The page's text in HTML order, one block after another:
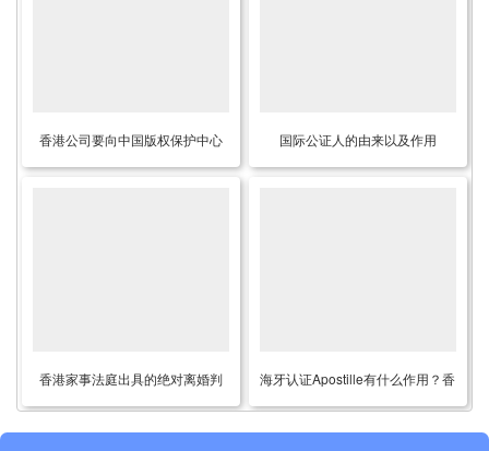
香港公司要向中国版权保护中心
申请软件著作权怎么办理主体资
国际公证人的由来以及作用
香港家事法庭出具的绝对离婚判
令遗失了要如何补领核证副本用
海牙认证Apostille有什么作用？香
港公司能办理海牙认证吗？